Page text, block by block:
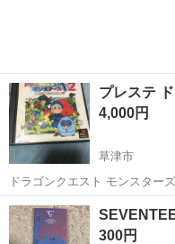
プレステ
4,000円
草津市
ドラゴンクエスト モンスター
ースあり･説明書あり 動作確認はしていま
ますので是非ご覧下さい。
滋賀 草津市
300円